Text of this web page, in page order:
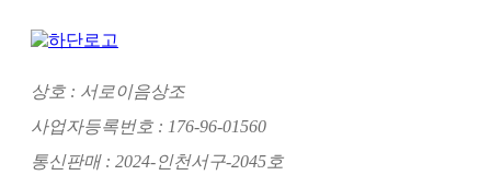
상호 : 서로이음상조
사업자등록번호 : 176-96-01560
통신판매 : 2024-인천서구-2045호